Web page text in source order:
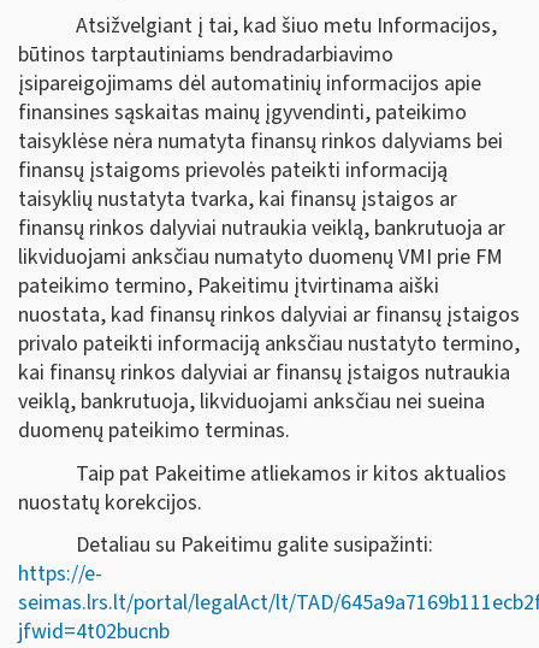
Atsižvelgiant į tai, kad šiuo metu Informacijos,
būtinos tarptautiniams bendradarbiavimo
įsipareigojimams dėl automatinių informacijos apie
finansines sąskaitas mainų įgyvendinti, pateikimo
taisyklėse nėra numatyta finansų rinkos dalyviams bei
finansų įstaigoms prievolės pateikti informaciją
taisyklių nustatyta tvarka, kai finansų įstaigos ar
finansų rinkos dalyviai nutraukia veiklą, bankrutuoja ar
likviduojami anksčiau numatyto duomenų VMI prie FM
pateikimo termino, Pakeitimu įtvirtinama aiški
nuostata, kad finansų rinkos dalyviai ar finansų įstaigos
privalo pateikti informaciją anksčiau nustatyto termino,
kai finansų rinkos dalyviai ar finansų įstaigos nutraukia
veiklą, bankrutuoja, likviduojami anksčiau nei sueina
duomenų pateikimo terminas.
Taip pat Pakeitime atliekamos ir kitos aktualios
nuostatų korekcijos.
Detaliau su Pakeitimu galite susipažinti:
https://e-
seimas.lrs.lt/portal/legalAct/lt/TAD/
jfwid=4t02bucnb